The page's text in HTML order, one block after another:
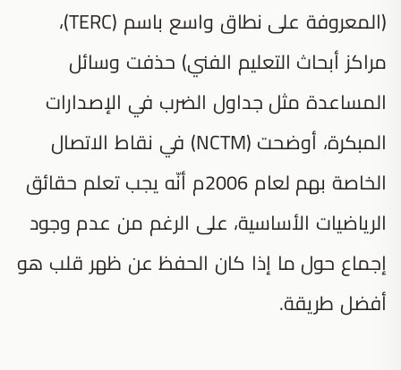
(المعروفة على نطاق واسع باسم (TERC)،
مراكز أبحاث التعليم الفني) حذفت وسائل
المساعدة مثل جداول الضرب في الإصدارات
المبكرة، أوضحت (NCTM) في نقاط الاتصال
الخاصة بهم لعام 2006م أنّه يجب تعلم حقائق
الرياضيات الأساسية، على الرغم من عدم وجود
إجماع حول ما إذا كان الحفظ عن ظهر قلب هو
أفضل طريقة.